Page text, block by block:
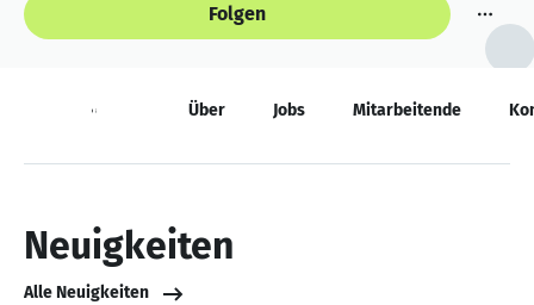
Folgen
Neuigkeiten Über Jobs Mitarbeitende
Neuigkeiten
Alle Neuigkeiten